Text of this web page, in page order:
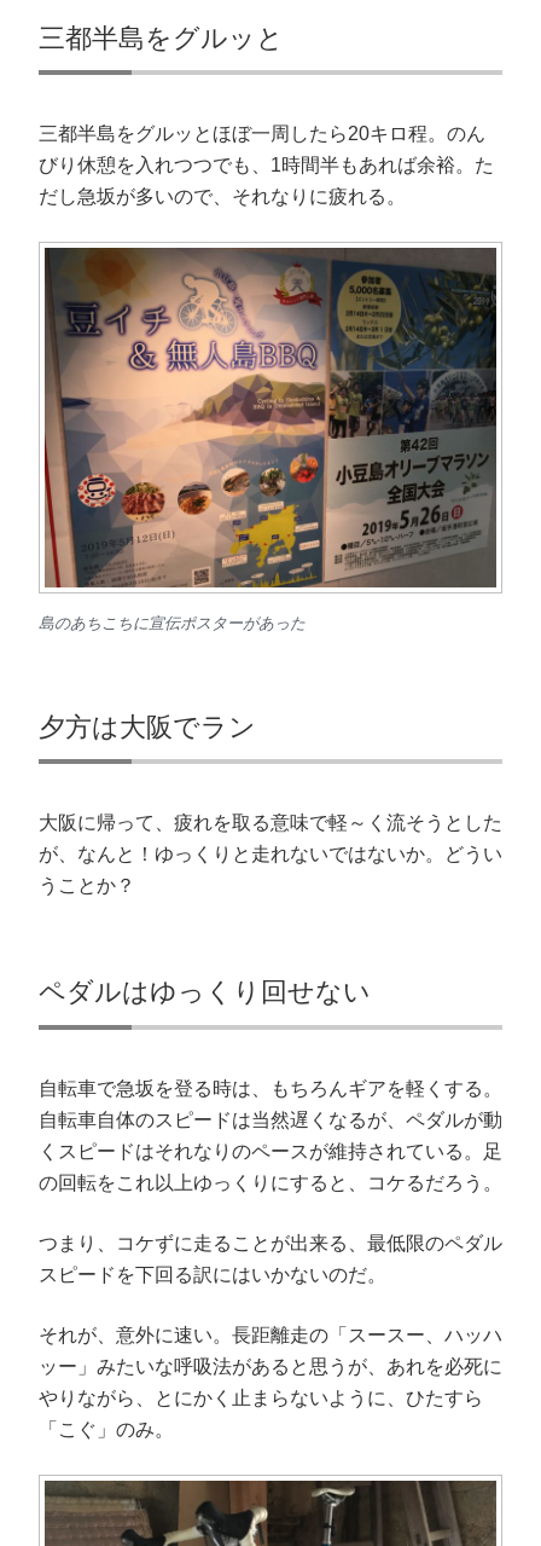
三都半島をグルッと
三都半島をグルッとほぼ一周したら20キロ程。のん
びり休憩を入れつつでも、1時間半もあれば余裕。た
だし急坂が多いので、それなりに疲れる。
島のあちこちに宣伝ポスターがあった
夕方は大阪でラン
大阪に帰って、疲れを取る意味で軽～く流そうとした
が、なんと！ゆっくりと走れないではないか。どうい
うことか？
ペダルはゆっくり回せない
自転車で急坂を登る時は、もちろんギアを軽くする。
自転車自体のスピードは当然遅くなるが、ペダルが動
くスピードはそれなりのペースが維持されている。足
の回転をこれ以上ゆっくりにすると、コケるだろう。
つまり、コケずに走ることが出来る、最低限のペダル
スピードを下回る訳にはいかないのだ。
それが、意外に速い。長距離走の「スースー、ハッハ
ッー」みたいな呼吸法があると思うが、あれを必死に
やりながら、とにかく止まらないように、ひたすら
「こぐ」のみ。